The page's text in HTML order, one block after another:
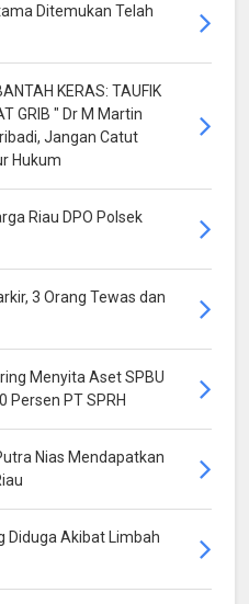
Ditemukan Telah
KERAS: TAUFIK
GRIB " Dr M Martin
Jangan Catut
Hukum
Riau DPO Polsek
3 Orang Tewas dan
Menyita Aset SPBU
Persen PT SPRH
Nias Mendapatkan
Diduga Akibat Limbah